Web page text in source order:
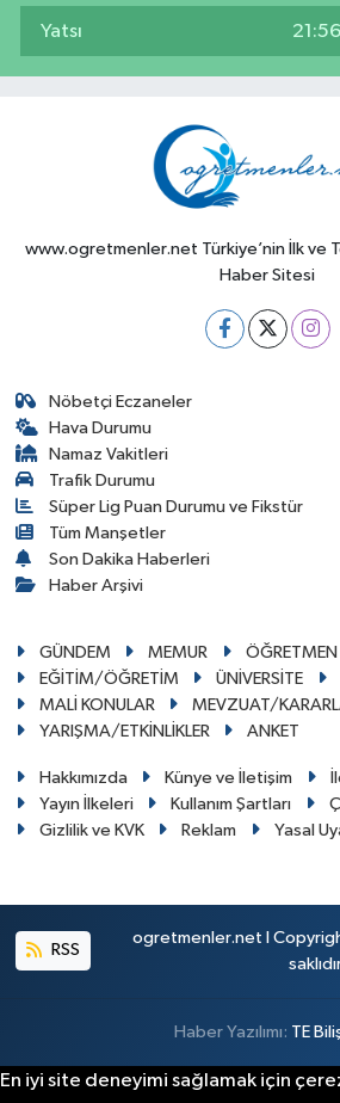
Yatsı 21:56
www.ogretmenler.net Türkiye’nin İlk ve
Haber Sitesi
Nöbetçi Eczaneler
Hava Durumu
Namaz Vakitleri
Trafik Durumu
Süper Lig Puan Durumu ve Fikstür
Tüm Manşetler
Son Dakika Haberleri
Haber Arşivi
GÜNDEM MEMUR
ÖĞRETMEN
EĞİTİM/ÖĞRETİM
ÜNİVERSİTE
MALİ KONULAR
MEVZUAT/
YARIŞMA/ETKİNLİKLER
ANKET
Hakkımızda Künye ve İletişim
Yayın İlkeleri
Kullanım Şartları
Gizlilik ve KVK
Reklam Yasal
RSS
ogretmenler.net I
Haber Yazılımı: TE
En iyi site deneyimi sağlamak için